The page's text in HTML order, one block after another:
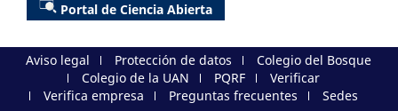
Portal de Ciencia Abierta
Aviso legal Protección de datos
Colegio del Bosque
Colegio de la UAN
PQRF
Verificar
Verifica empresa
Preguntas frecuentes Sedes